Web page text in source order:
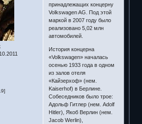
принадлежащих концерну
Volkswagen AG. Под этой
маркой в 2007 году было
реализовано 5,02 млн
автомобилей.
История концерна
«Volkswagen» началась
осенью 1933 года в одном
из залов отеля
«Кайзерхоф» (нем.
Kaiserhof) в Берлине.
Собеседников было трое:
Адольф Гитлер (нем. Adolf
Hitler), Якоб Верлин (нем.
Jacob Werlin),